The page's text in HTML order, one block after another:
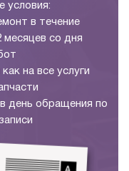
условия:
в течение
месяцев со дня
на все услуги
день обращения по